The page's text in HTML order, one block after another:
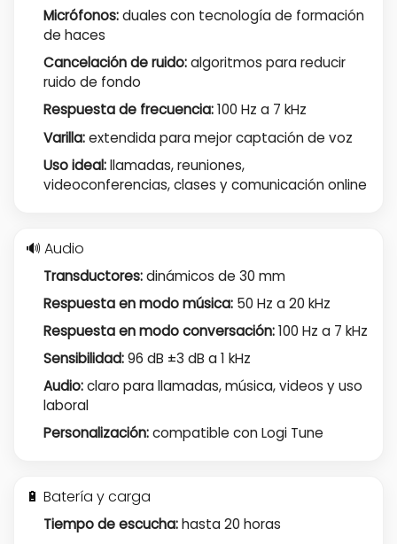
Micrófonos:duales con tecnología de formación
de haces
Cancelación de ruido:algoritmos para reducir
ruido de fondo
Respuesta de frecuencia:100 Hz a 7 kHz
Varilla:extendida para mejor captación de voz
Uso ideal:llamadas, reuniones,
videoconferencias, clases y comunicación online
🔊 Audio
Transductores:dinámicos de 30 mm
Respuesta en modo música:50 Hz a 20 kHz
Respuesta en modo conversación:100 Hz a 7 kHz
Sensibilidad:96 dB ±3 dB a 1 kHz
Audio:claro para llamadas, música, videos y uso
laboral
Personalización:compatible con Logi Tune
🔋 Batería y carga
Tiempo de escucha:hasta 20 horas